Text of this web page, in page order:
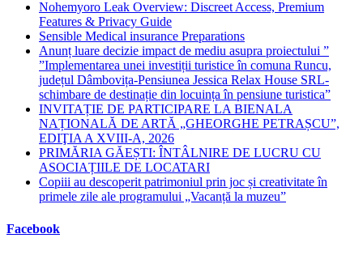
Nohemyoro Leak Overview: Discreet Access, Premium
Features & Privacy Guide
Sensible Medical insurance Preparations
Anunț luare decizie impact de mediu asupra proiectului ”
”Implementarea unei investiții turistice în comuna Runcu,
județul Dâmbovița-Pensiunea Jessica Relax House SRL-
schimbare de destinație din locuința în pensiune turistica”
INVITAȚIE DE PARTICIPARE LA BIENALA
NAȚIONALĂ DE ARTĂ „GHEORGHE PETRAȘCU”,
EDIŢIA A XVIII-A, 2026
PRIMĂRIA GĂEȘTI: ÎNTÂLNIRE DE LUCRU CU
ASOCIAȚIILE DE LOCATARI
Copiii au descoperit patrimoniul prin joc și creativitate în
primele zile ale programului „Vacanță la muzeu”
Facebook